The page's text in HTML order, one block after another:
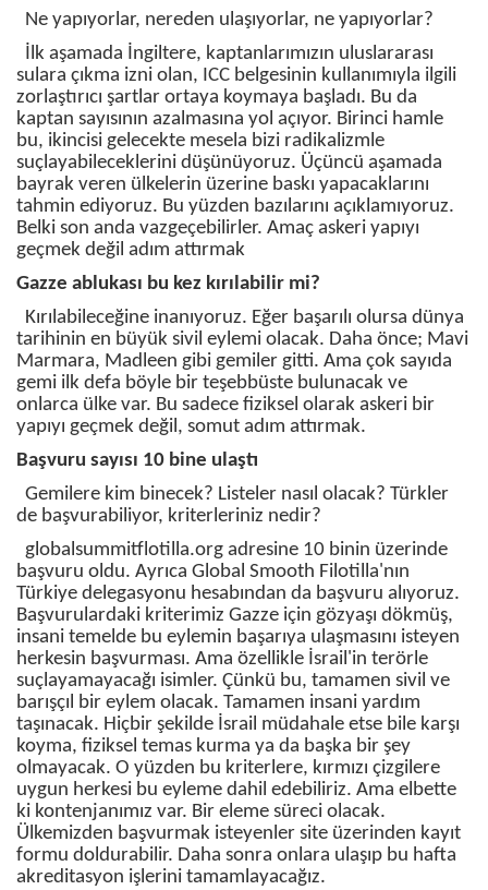
Ne yapıyorlar, nereden ulaşıyorlar, ne yapıyorlar?
İlk aşamada İngiltere, kaptanlarımızın uluslararası
sulara çıkma izni olan, ICC belgesinin kullanımıyla ilgili
zorlaştırıcı şartlar ortaya koymaya başladı. Bu da
kaptan sayısının azalmasına yol açıyor. Birinci hamle
bu, ikincisi gelecekte mesela bizi radikalizmle
suçlayabileceklerini düşünüyoruz. Üçüncü aşamada
bayrak veren ülkelerin üzerine baskı yapacaklarını
tahmin ediyoruz. Bu yüzden bazılarını açıklamıyoruz.
Belki son anda vazgeçebilirler. Amaç askeri yapıyı
geçmek değil adım attırmak
Gazze ablukası bu kez kırılabilir mi?
Kırılabileceğine inanıyoruz. Eğer başarılı olursa dünya
tarihinin en büyük sivil eylemi olacak. Daha önce; Mavi
Marmara, Madleen gibi gemiler gitti. Ama çok sayıda
gemi ilk defa böyle bir teşebbüste bulunacak ve
onlarca ülke var. Bu sadece fiziksel olarak askeri bir
yapıyı geçmek değil, somut adım attırmak.
Başvuru sayısı 10 bine ulaştı
Gemilere kim binecek? Listeler nasıl olacak? Türkler
de başvurabiliyor, kriterleriniz nedir?
globalsummitflotilla.org adresine 10 binin üzerinde
başvuru oldu. Ayrıca Global Smooth Filotilla'nın
Türkiye delegasyonu hesabından da başvuru alıyoruz.
Başvurulardaki kriterimiz Gazze için gözyaşı dökmüş,
insani temelde bu eylemin başarıya ulaşmasını isteyen
herkesin başvurması. Ama özellikle İsrail'in terörle
suçlayamayacağı isimler. Çünkü bu, tamamen sivil ve
barışçıl bir eylem olacak. Tamamen insani yardım
taşınacak. Hiçbir şekilde İsrail müdahale etse bile karşı
koyma, fiziksel temas kurma ya da başka bir şey
olmayacak. O yüzden bu kriterlere, kırmızı çizgilere
uygun herkesi bu eyleme dahil edebiliriz. Ama elbette
ki kontenjanımız var. Bir eleme süreci olacak.
Ülkemizden başvurmak isteyenler site üzerinden kayıt
formu doldurabilir. Daha sonra onlara ulaşıp bu hafta
akreditasyon işlerini tamamlayacağız.